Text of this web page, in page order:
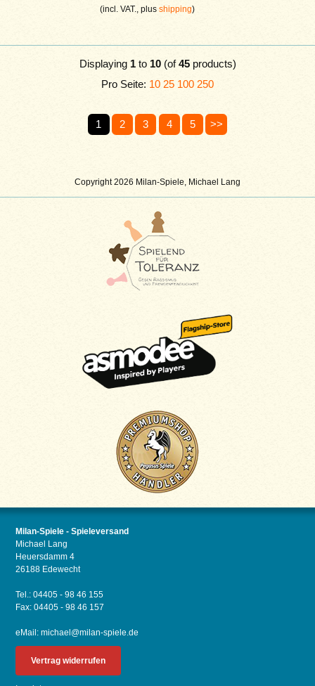
Copyright 2026 Milan-Spiele, Michael Lang
(incl. VAT., plusshipping)
Displaying 1to 10(of45products)
Pro Seite: 10 25 100 250
1 2 3 4 5 >>
Milan-Spiele - Spieleversand
Michael Lang
Heuersdamm 4
26188 Edewecht
Tel.: 04405 - 98 46 155
Fax: 04405 - 98 46 157
eMail:michael@milan-spiele.de
Vertrag widerrufen